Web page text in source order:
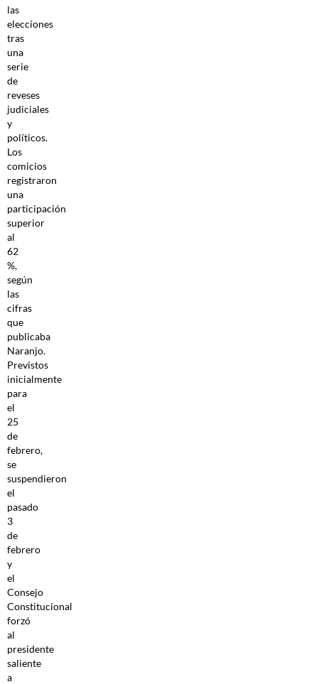
las
elecciones
tras
una
serie
de
reveses
judiciales
y
políticos.
Los
comicios
registraron
una
participación
superior
al
62
%,
según
las
cifras
que
publicaba
Naranjo.
Previstos
inicialmente
para
el
25
de
febrero,
se
suspendieron
el
pasado
3
de
febrero
y
el
Consejo
Constitucional
forzó
al
presidente
saliente
a